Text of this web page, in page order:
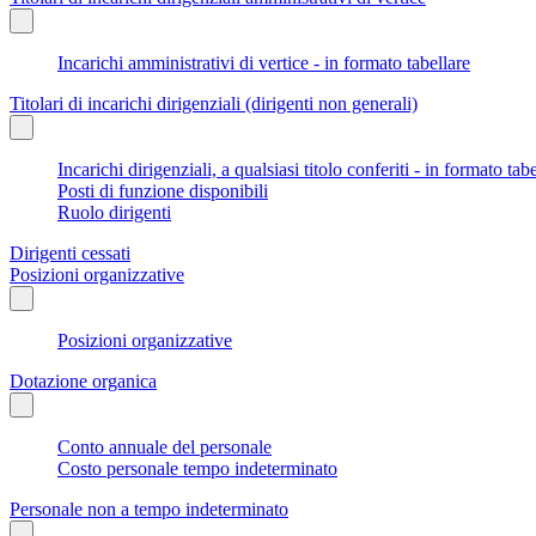
Incarichi amministrativi di vertice - in formato tabellare
Titolari di incarichi dirigenziali (dirigenti non generali)
Incarichi dirigenziali, a qualsiasi titolo conferiti - in formato
Posti di funzione disponibili
Ruolo dirigenti
Dirigenti cessati
Posizioni organizzative
Posizioni organizzative
Dotazione organica
Conto annuale del personale
Costo personale tempo indeterminato
Personale non a tempo indeterminato